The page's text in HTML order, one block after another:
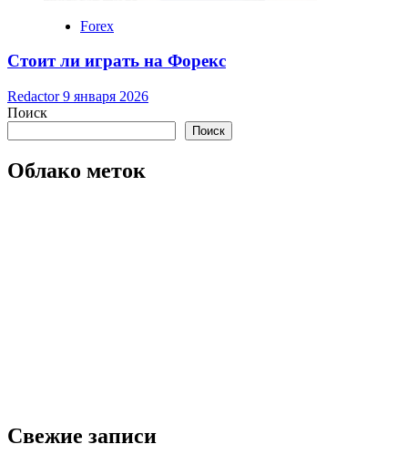
Forex
Стоит ли играть на Форекс
Redactor9 января 2026
Поиск
Поиск
Облако меток
Свежие записи